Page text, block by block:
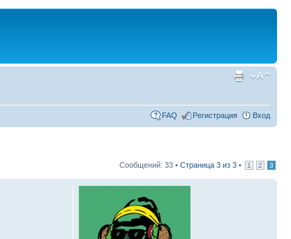
FAQ Регистрация Вход
Сообщений: 33 • Страница 3 из 3 • 1 2 3